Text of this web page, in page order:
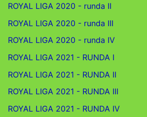
ROYAL LIGA 2020 - runda II
ROYAL LIGA 2020 - runda III
ROYAL LIGA 2020 - runda IV
ROYAL LIGA 2021 - RUNDA I
ROYAL LIGA 2021 - RUNDA II
ROYAL LIGA 2021 - RUNDA III
ROYAL LIGA 2021 - RUNDA IV